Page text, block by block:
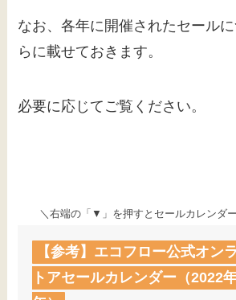
なお、各年に開催されたセール
らに載せておきます。
必要に応じてご覧ください。
＼右端の「▼」を押すとセールカレンダ
【参考】エコフロー公式オン
トアセールカレンダー（2022